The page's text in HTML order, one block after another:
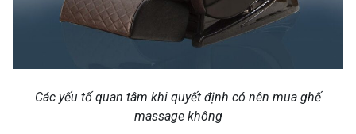
Các yếu tố quan tâm khi quyết định có nên mua ghế
massage không